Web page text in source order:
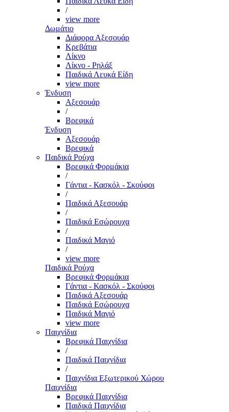
/
view more
Δωμάτιο
Διάφορα Αξεσουάρ
Κρεβάτια
Λίκνο
Λίκνο - Ρηλάξ
Παιδικά Λευκά Είδη
view more
Ένδυση
Αξεσουάρ
/
Βρεφικά
Ένδυση
Αξεσουάρ
Βρεφικά
Παιδικά Ρούχα
Βρεφικά Φορμάκια
/
Γάντια - Κασκόλ - Σκούφοι
/
Παιδικά Αξεσουάρ
/
Παιδικά Εσώρουχα
/
Παιδικά Μαγιό
/
view more
Παιδικά Ρούχα
Βρεφικά Φορμάκια
Γάντια - Κασκόλ - Σκούφοι
Παιδικά Αξεσουάρ
Παιδικά Εσώρουχα
Παιδικά Μαγιό
view more
Παιχνίδια
Βρεφικά Παιχνίδια
/
Παιδικά Παιχνίδια
/
Παιχνίδια Εξωτερικού Χώρου
Παιχνίδια
Βρεφικά Παιχνίδια
Παιδικά Παιχνίδια